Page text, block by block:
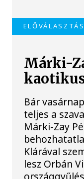
Márki-
Bár
teljes a
Márki-Zay
Klárával
lesz Orbán